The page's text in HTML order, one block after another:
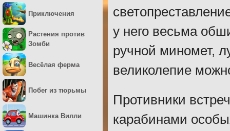
у него весьма
ручной миномет,
великолепие
Противники
карабинами
Приключения
Растения против
Зомби
Весёлая ферма
Побег из тюрьмы
Машинка Вилли